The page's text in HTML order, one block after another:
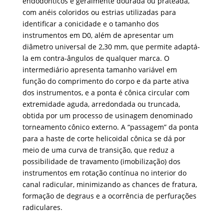
com anéis coloridos ou estrias utilizadas para
identificar a conicidade e o tamanho dos
instrumentos em D0, além de apresentar um
diâmetro universal de 2,30 mm, que permite adaptá-
la em contra-ângulos de qualquer marca. O
intermediário apresenta tamanho variável em
função do comprimento do corpo e da parte ativa
dos instrumentos, e a ponta é cônica circular com
extremidade aguda, arredondada ou truncada,
obtida por um processo de usinagem denominado
torneamento cônico externo. A “passagem” da ponta
para a haste de corte helicoidal cônica se dá por
meio de uma curva de transição, que reduz a
possibilidade de travamento (imobilização) dos
instrumentos em rotação contínua no interior do
canal radicular, minimizando as chances de fratura,
formação de degraus e a ocorrência de perfurações
radiculares.